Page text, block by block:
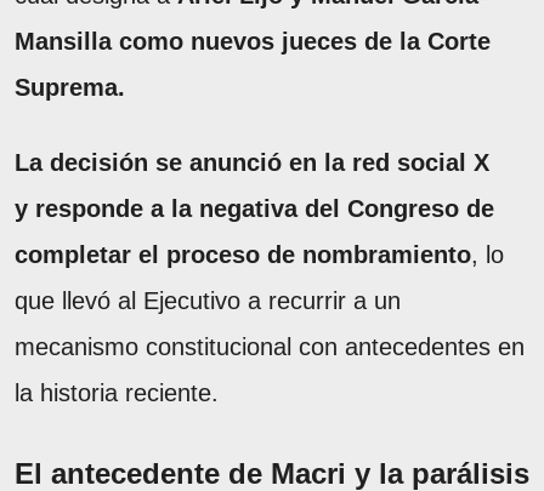
Mansilla como nuevos jueces de la Corte
Suprema.
La decisión se anunció en la red social X
y responde a la negativa del Congreso de
completar el proceso de nombramiento, lo
que llevó al Ejecutivo a recurrir a un
mecanismo constitucional con antecedentes en
la historia reciente.
El antecedente de Macri y la parálisis